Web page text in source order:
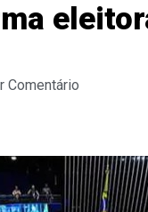
Comentário